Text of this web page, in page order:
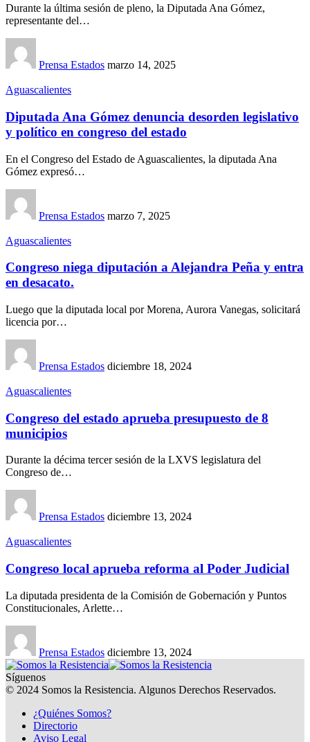
Durante la última sesión de pleno, la Diputada Ana Gómez,
representante del…
Prensa Estados marzo 14, 2025
Aguascalientes
Diputada Ana Gómez denuncia desorden legislativo
y político en congreso del estado
En el Congreso del Estado de Aguascalientes, la diputada Ana
Gómez expresó…
Prensa Estados marzo 7, 2025
Aguascalientes
Congreso niega diputación a Alejandra Peña y entra
en desacato.
Luego que la diputada local por Morena, Aurora Vanegas, solicitará
licencia por…
Prensa Estados diciembre 18, 2024
Aguascalientes
Congreso del estado aprueba presupuesto de 8
municipios
Durante la décima tercer sesión de la LXVS legislatura del
Congreso de…
Prensa Estados diciembre 13, 2024
Aguascalientes
Congreso local aprueba reforma al Poder Judicial
La diputada presidenta de la Comisión de Gobernación y Puntos
Constitucionales, Arlette…
Prensa Estados diciembre 13, 2024
Síguenos
© 2024 Somos la Resistencia. Algunos Derechos Reservados.
¿Quiénes Somos?
Directorio
Aviso Legal